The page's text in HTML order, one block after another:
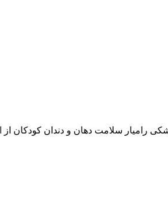
رامیار سلامت دهان و دندان کودکان از